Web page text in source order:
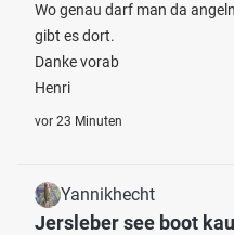
Wo genau darf man da
gibt es dort.
Danke vorab
Henri
vor 23 Minuten
Yannikhecht
Jersleber see boot